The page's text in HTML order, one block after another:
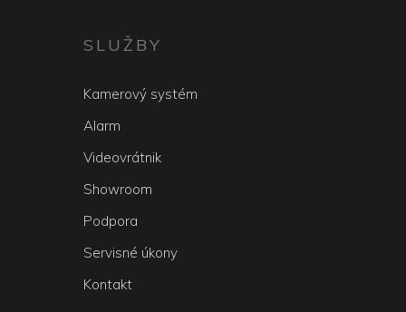
SLUŽBY
Kamerový systém
Alarm
Videovrátnik
Showroom
Podpora
Servisné úkony
Kontakt